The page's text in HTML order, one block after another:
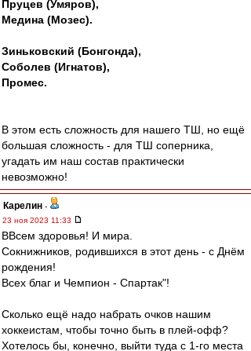
Пруцев (Умяров),
Медина (Мозес).
Зиньковский (Бонгонда),
Соболев (Игнатов),
Промес.
В этом есть сложность для нашего ТШ, но ещё
большая сложность - для ТШ соперника,
угадать им наш состав практически
невозможно!
Карелин -
23 ноя 2023 11:33
ВВсем здоровья! И мира.
Сокнижников, родившихся в этот день - с Днём
рождения!
Всех благ и Чемпион - Спартак"!
Сколько ещё надо набрать очков нашим
хоккеистам, чтобы точно быть в плей-офф?
Хотелось бы, конечно, выйти туда с 1-го места